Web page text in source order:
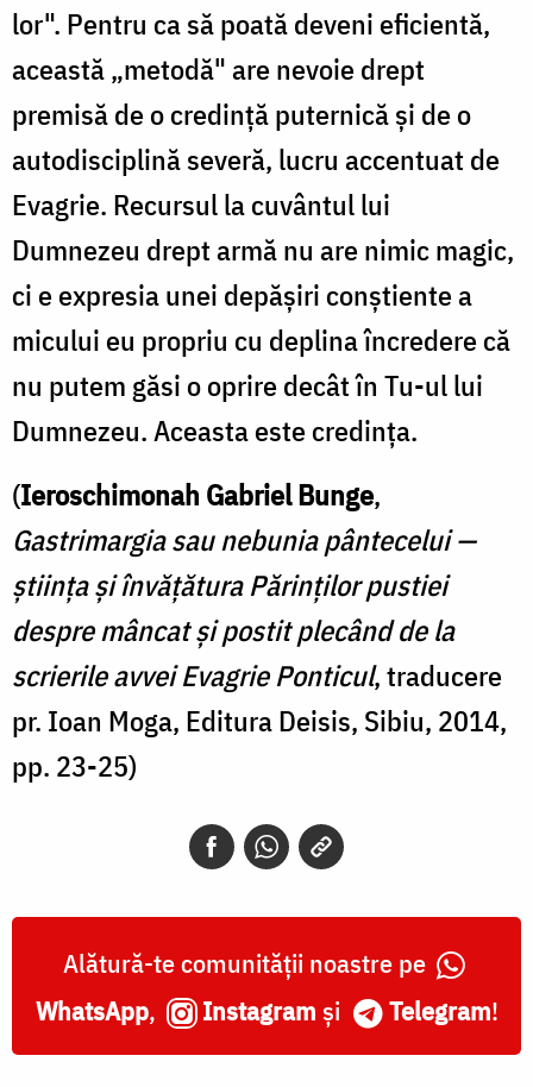
lor". Pentru ca să poată deveni eficientă,
această „me­todă" are nevoie drept
premisă de o credinţă puternică şi de o
autodisciplină severă, lucru accentuat de
Evagrie. Recursul la cuvântul lui
Dumnezeu drept armă nu are nimic magic,
ci e expresia unei depăşiri conştiente a
micului eu propriu cu deplina încredere că
nu putem găsi o oprire decât în Tu-ul lui
Dumnezeu. Aceasta este credinţa.
(Ieroschimonah Gabriel Bunge,
Gastrimargia sau nebunia pântecelui —
ştiinţa și învăţătura Părinţilor pustiei
despre mâncat şi postit plecând de la
scrierile avvei Evagrie Ponticul, traducere
pr. Ioan Moga, Editura Deisis, Sibiu, 2014,
pp. 23-25)
Alătură-te comunității noastre pe
WhatsApp, Instagram și Telegram!